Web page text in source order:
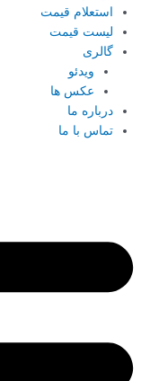
استعلام قیمت
لیست قیمت
گالری
ویدئو
عکس ها
درباره ما
تماس با ما